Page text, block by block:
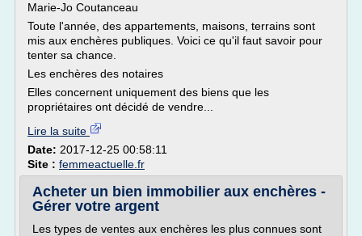
Marie-Jo Coutanceau
Toute l'année, des appartements, maisons, terrains sont
mis aux enchères publiques. Voici ce qu'il faut savoir pour
tenter sa chance.
Les enchères des notaires
Elles concernent uniquement des biens que les
propriétaires ont décidé de vendre...
Lire la suite
Date: 2017-12-25 00:58:11
Site : femmeactuelle.fr
Acheter un bien immobilier aux enchères -
Gérer votre argent
Les types de ventes aux enchères les plus connues sont